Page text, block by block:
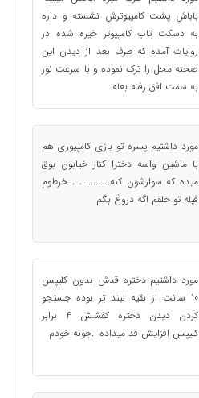
باباش پشت کامپیوترش نشسته و داره
به دسکت تاب کامپیوتر خیره شده در
روایات آمده که طرف بعد از دیدن این
صحنه محل را ترک نموده و با سرعت نور
به سمت افق رفته بعله
مورد داشتیم پسره تو بازی کامپیوری هم
با ماشین واسه دخترا کنار خیابون بوق
میده که سوارشون کنه.......... . . خرطوم
فیله تو حلقم اگه دروغ بگم
مورد داشتیم دختره قدش بدون کلیپس
10 سانت از بقیه لبند تر بوده جستجو
کردن دیدن دختره کفشش 4 برابر
کلیپس افزایش قد میداده ..جونه خودم